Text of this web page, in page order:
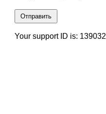
Отправить
Your support ID is: